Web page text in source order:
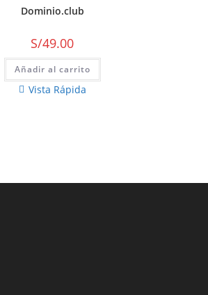
Dominio.club
S/49.00
Añadir al carrito
Vista Rápida